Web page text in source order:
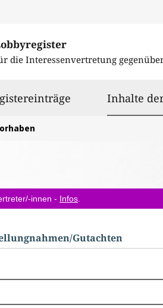
die Interessenvertretung
Inhalte
innen - Infos
​Gutachten